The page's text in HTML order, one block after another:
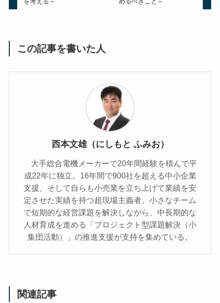
この記事を書いた人
西本文雄（にしもと ふみお）
大手総合電機メーカーで20年間経験を積んで平
成22年に独立。16年間で900社を超える中小企業
支援、そして自らも小売業を立ち上げて業績を安
定させた実績を持つ超現場主義者。小さなチーム
で短期的な経営課題を解決しながら、中長期的な
人材育成を進める「プロジェクト型課題解決（小
集団活動）」の推進支援が支持を集めている。
関連記事